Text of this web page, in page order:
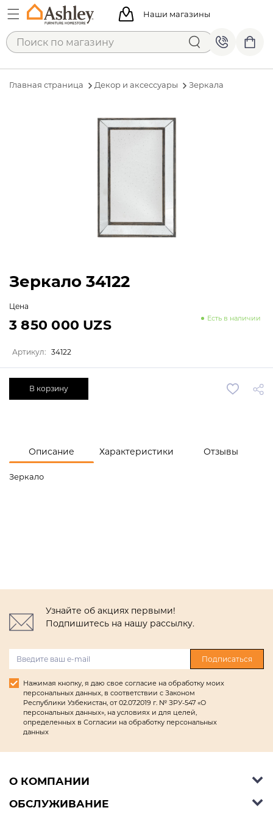
Наши магазины
Главная страница Декор и аксессуары Зеркала
Описание Характеристики Отзывы
Зеркало
Зеркало 34122
Цена
Есть в наличии
3 850 000 UZS
Артикул: 34122
В корзину
Узнайте об акциях первыми!
Подпишитесь на нашу рассылку.
Подписаться
Нажимая кнопку, я даю свое согласие на обработку моих
персональных данных, в соответствии с Законом
Республики Узбекистан, от 02.07.2019 г. № ЗРУ-547 «О
персональных данных», на условиях и для целей,
определенных в Согласии на обработку персональных
данных
О КОМПАНИИ
Об Ashley Furniture HomeStore
ОБСЛУЖИВАНИЕ